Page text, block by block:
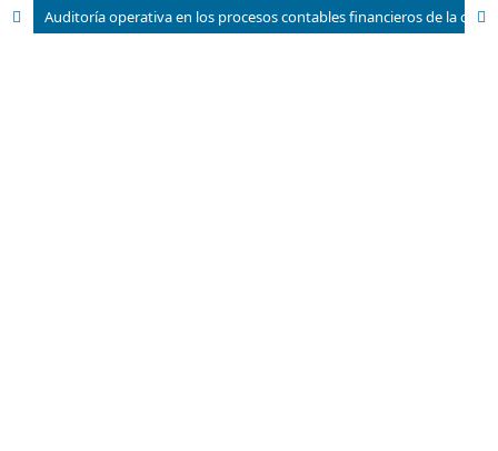
Auditoría operativa en los procesos contables financieros de la compañía Transportes RAMEHI S.A (TRANSRAMEHI)